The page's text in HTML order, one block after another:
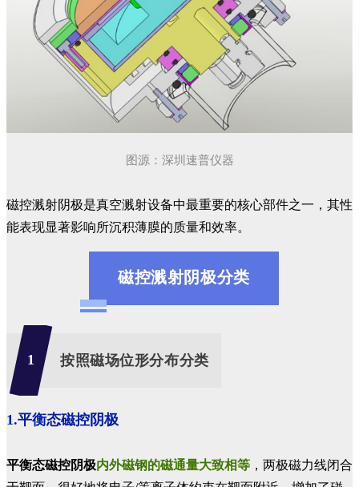
图源：深圳速普仪器
磁控溅射阴极是真空溅射设备中最重要的核心部件之一，其性
能表现显著影响所沉积薄膜的质量和效率。
磁控溅射阴极分类
1 按照磁场位形分布分类
1.平衡态磁控阴极
平衡态磁控阴极内外磁钢的磁通量大致相等 ，两极磁力线闭合